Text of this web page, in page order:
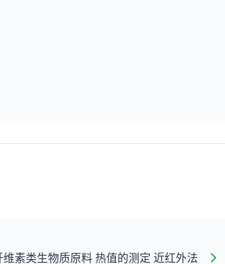
维素类生物质原料 热值的测定 近红外法